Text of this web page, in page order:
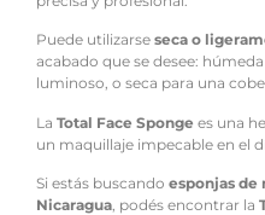
Puede utilizarse seca o
acabado que se desee:
luminoso, o seca para una
La Total Face Sponge es una
un maquillaje impecable en el
Si estás buscando esponjas de
Nicaragua , podés encontrar la